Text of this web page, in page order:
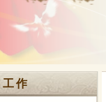
作